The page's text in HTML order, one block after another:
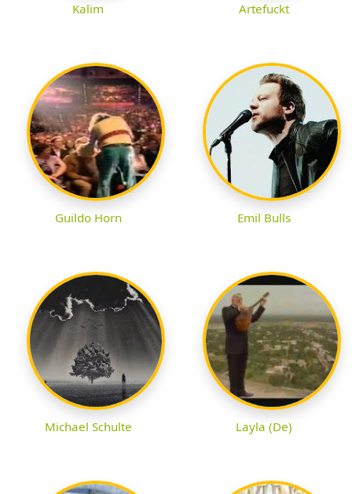
Kalim Artefuckt
Guildo Horn Emil Bulls
Michael Schulte Layla (De)